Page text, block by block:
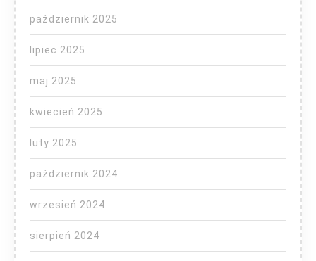
październik 2025
lipiec 2025
maj 2025
kwiecień 2025
luty 2025
październik 2024
wrzesień 2024
sierpień 2024